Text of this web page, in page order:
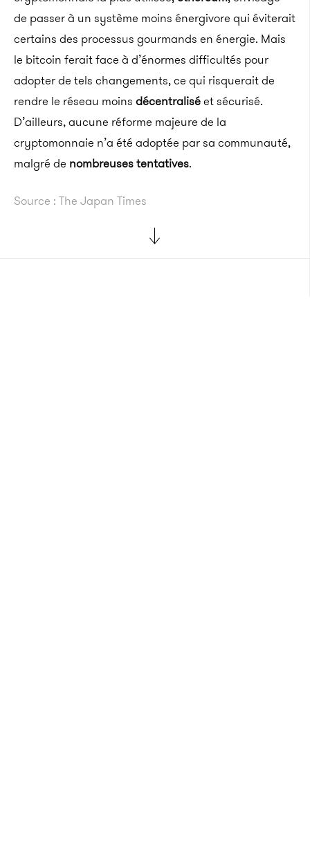
de passer à un système moins énergivore qui éviterait
certains des processus gourmands en énergie. Mais
le bitcoin ferait face à d’énormes difficultés pour
adopter de tels changements, ce qui risquerait de
rendre le réseau moins décentraliséet sécurisé.
D’ailleurs, aucune réforme majeure de la
cryptomonnaie n’a été adoptée par sa communauté,
malgré de nombreuses tentatives.
Source : The Japan Times